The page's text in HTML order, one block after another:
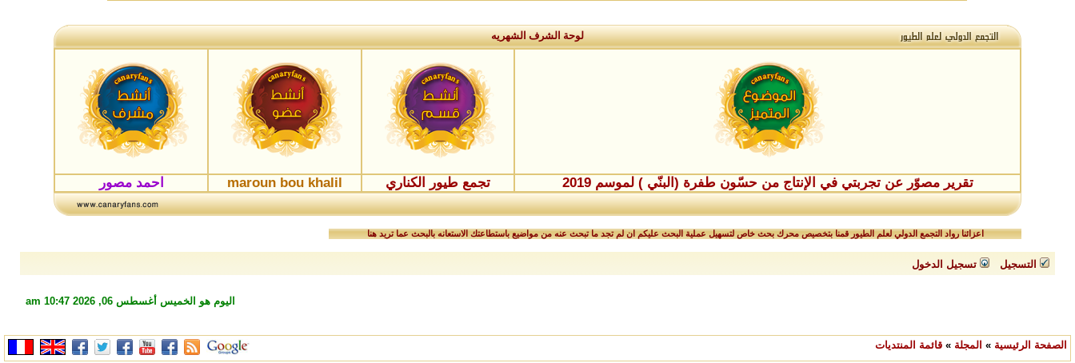
لوحة الشرف الشهريه
تقرير مصوّر عن تجربتي في الإنتاج من حسّون طفرة (البنّي ) لموسم 2019 تجمع طيور الكناري maroun bou khalil احمد مصور
اعزائنا رواد التجمع الدولي لعلم الطيور قمنا بتخصيص محرك بحث خاص لتسهيل عملية البحث عليكم ان لم تجد ما تبحث عنه من مواضيع باستطاعتك الاستعانه بالبحث عما تريد هنا
التسجيل تسجيل الدخول
اليوم هو الخميس أغسطس 06, 2026 10:47 am
الصفحة الرئيسية » المجلة » قائمة المنتديات